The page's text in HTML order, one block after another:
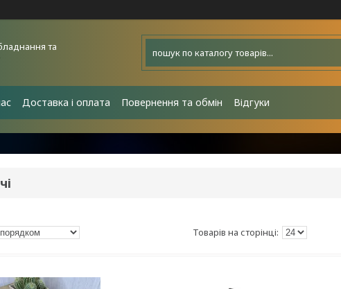
та
Доставка і оплата Повернення та обмін Відгуки